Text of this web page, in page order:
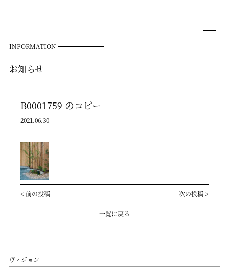
INFORMATION
お知らせ
B0001759 のコピー
2021.06.30
< 前の投稿 次の投稿 >
一覧に戻る
ヴィジョン